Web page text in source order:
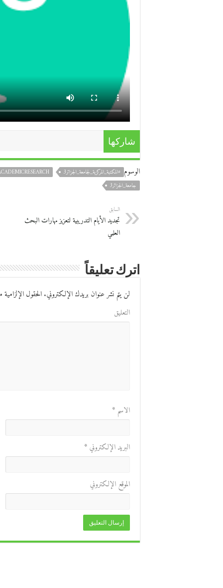
شاركها
الوسوم #المكتبة_المركزية_لجامعة_الجزائر3
جامعة_الجزائر3
السابق
تجديد الأيام التدريبية لتعزيز مهارات البحث
العلمي
اترك تعليقاً
لن يتم نشر عنوان بريدك الإلكتروني.الحقول الإلزامية
التعليق
الاسم *
البريد الإلكتروني*
الموقع الإلكتروني